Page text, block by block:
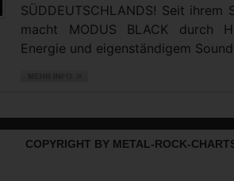
SÜDDEUTSCHLANDS! Seit
macht MODUS BLACK durch
Energie und eigenständigem
COPYRIGHT BY METAL-ROCK-